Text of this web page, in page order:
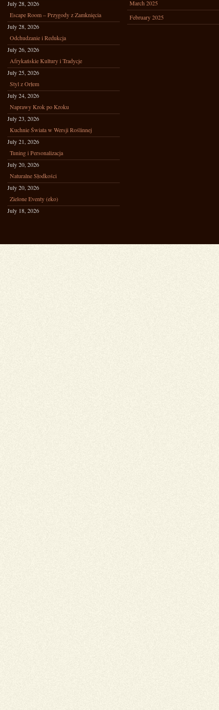
July 28, 2026
Escape Room – Przygody z Zamknięcia
July 28, 2026
Odchudzanie i Redukcja
July 26, 2026
Afrykańskie Kultury i Tradycje
July 25, 2026
Styl z Orłem
July 24, 2026
Naprawy Krok po Kroku
July 23, 2026
Kuchnie Świata w Wersji Roślinnej
July 21, 2026
Tuning i Personalizacja
July 20, 2026
Naturalne Słodkości
July 20, 2026
Zielone Eventy (eko)
July 18, 2026
March 2025
February 2025